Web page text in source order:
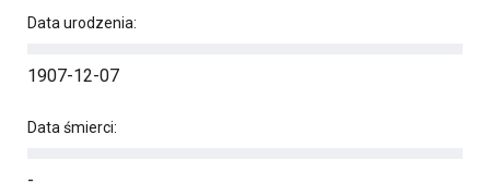
Data urodzenia:
1907-12-07
Data śmierci:
-